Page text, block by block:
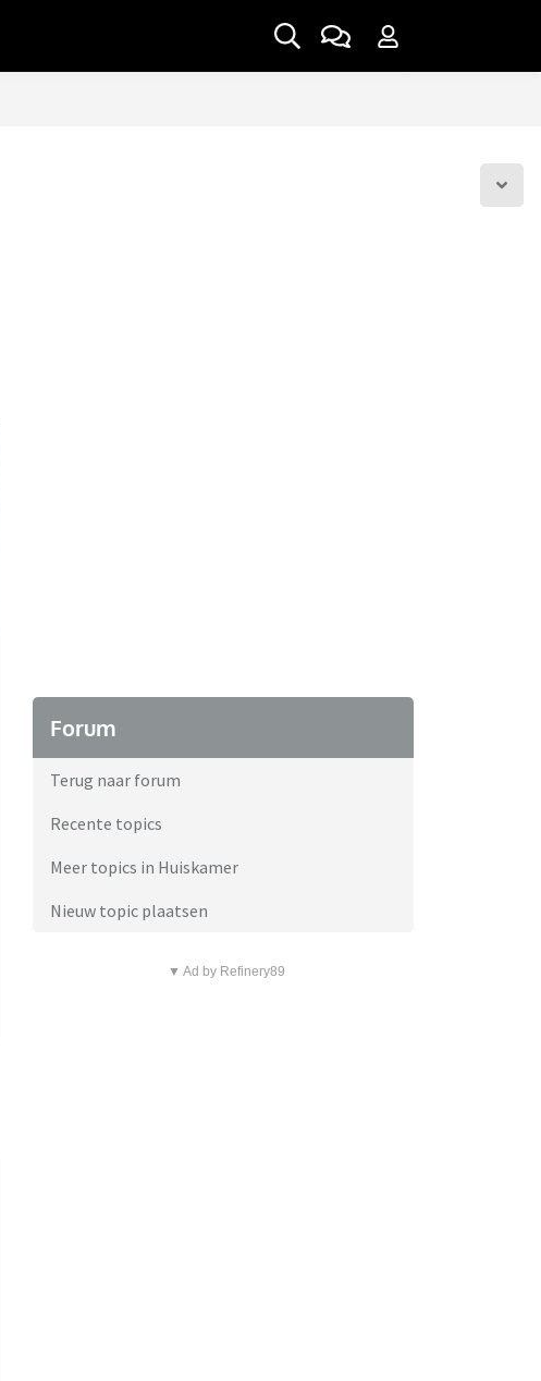
Forum
Terug naar forum
Recente topics
Meer topics in Huiskamer
Nieuw topic plaatsen
▼ Ad by Refinery89